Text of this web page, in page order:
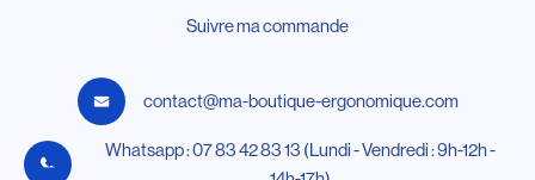
Suivre ma commande
contact@ma-boutique-ergonomique.com
Whatsapp : 07 83 42 83 13 (Lundi - Vendredi : 9h-12h -